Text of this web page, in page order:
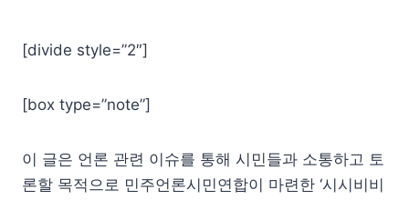
[divide style=”2″]
[box type=”note”]
이 글은 언론 관련 이슈를 통해 시민들과 소통하고 토
론할 목적으로 민주언론시민연합이 마련한 ‘시시비비